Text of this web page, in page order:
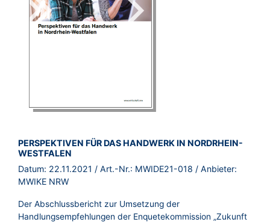
BROSCHÜRE:
PERSPEKTIVEN FÜR DAS HANDWERK IN NORDRHEIN-
WESTFALEN
Datum: 22.11.2021 / Art.-Nr.: MWIDE21-018 / Anbieter:
MWIKE NRW
Der Abschlussbericht zur Umsetzung der
Handlungsempfehlungen der Enquetekommission „Zukunft